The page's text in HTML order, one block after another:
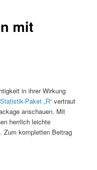
mit
in ihrer Wirkung
Statistik-Paket „R“ vertraut
anschauen. Mit
herrlich leichte
Zum kompletten Beitrag